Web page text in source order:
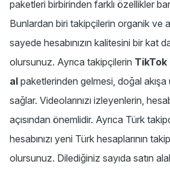
paketleri birbirinden farklı özellikler
Bunlardan biri takipçilerin organik ve
sayede hesabınızın kalitesini bir kat
olursunuz. Ayrıca takipçilerin TikTok
al paketlerinden gelmesi, doğal akışa
sağlar. Videolarınızı izleyenlerin,
açısından önemlidir. Ayrıca Türk
hesabınızı yeni Türk hesaplarının
olursunuz. Dilediğiniz sayıda satın